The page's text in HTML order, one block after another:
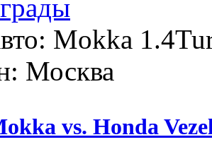
Mokka
Москва
vs. Honda